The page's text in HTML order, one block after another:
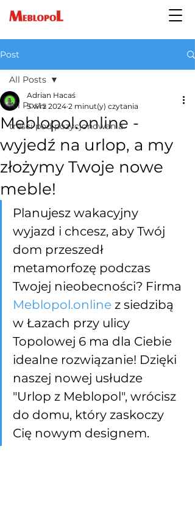
Post
All Posts
treści pod pozycjonowania
All Posts
Meblopol.online -
wyjedź na urlop, a my
złożymy Twoje nowe
meble!
Adrian Hacaś
5 wrz 2024 2 minut(y) czytania
Planujesz wakacyjny
wyjazd i chcesz, aby Twój
dom przeszedł
metamorfozę podczas
Twojej nieobecności? Firma
Meblopol.online z siedzibą
w Łazach przy ulicy
Topolowej 6 ma dla Ciebie
idealne rozwiązanie! Dzięki
naszej nowej usłudze
"Urlop z Meblopol", wrócisz
do domu, który zaskoczy
Cię nowym designem.